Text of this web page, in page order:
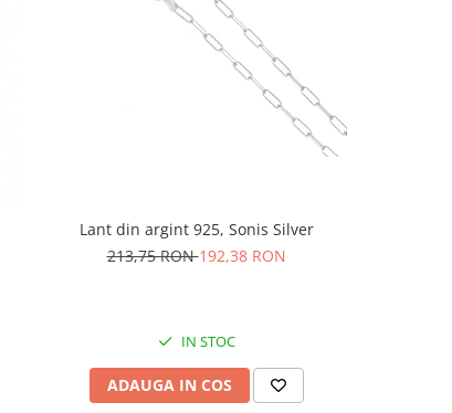
Lant din argint 925, Sonis Silver
213,75 RON192,38 RON
IN STOC
ADAUGA IN COS